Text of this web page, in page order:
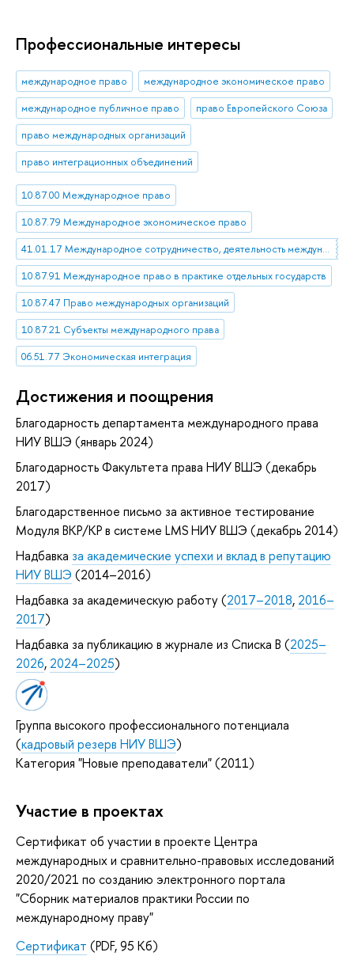
Профессиональные интересы
международное право
международное экономическое право
международное публичное право
право Европейского Союза
право международных организаций
право интеграционных объединений
10.87.00 Международное право
10.87.79 Международное экономическое право
41.01.17 Международное сотрудничество, деятельность международных организаций
10.87.91 Международное право в практике отдельных государств
10.87.47 Право международных организаций
10.87.21 Субъекты международного права
06.51.77 Экономическая интеграция
Достижения и поощрения
Благодарность департамента международного права
НИУ ВШЭ (январь 2024)
Благодарность Факультета права НИУ ВШЭ (декабрь
2017)
Благодарственное письмо за активное тестирование
Модуля ВКР/КР в системе LMS НИУ ВШЭ (декабрь 2014)
Надбавка за академические успехи и вклад в репутацию
НИУ ВШЭ (2014–2016)
Надбавка за академическую работу (2017–2018, 2016–
2017)
Надбавка за публикацию в журнале из Списка B (2025–
2026, 2024–2025)
Группа высокого профессионального потенциала
(кадровый резерв НИУ ВШЭ)
Категория "Новые преподаватели" (2011)
Участие в проектах
Сертификат об участии в проекте Центра
международных и сравнительно-правовых исследований
2020/2021 по созданию электронного портала
"Сборник материалов практики России по
международному праву"
Сертификат (PDF, 95 Кб)